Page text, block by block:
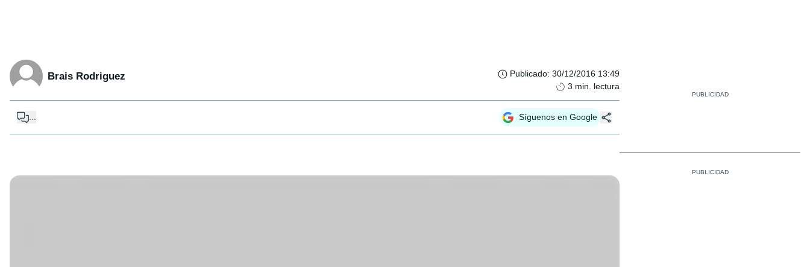
Brais Rodriguez Publicado: 30/12/2016 13:49
3 min. lectura
... Síguenos en Google